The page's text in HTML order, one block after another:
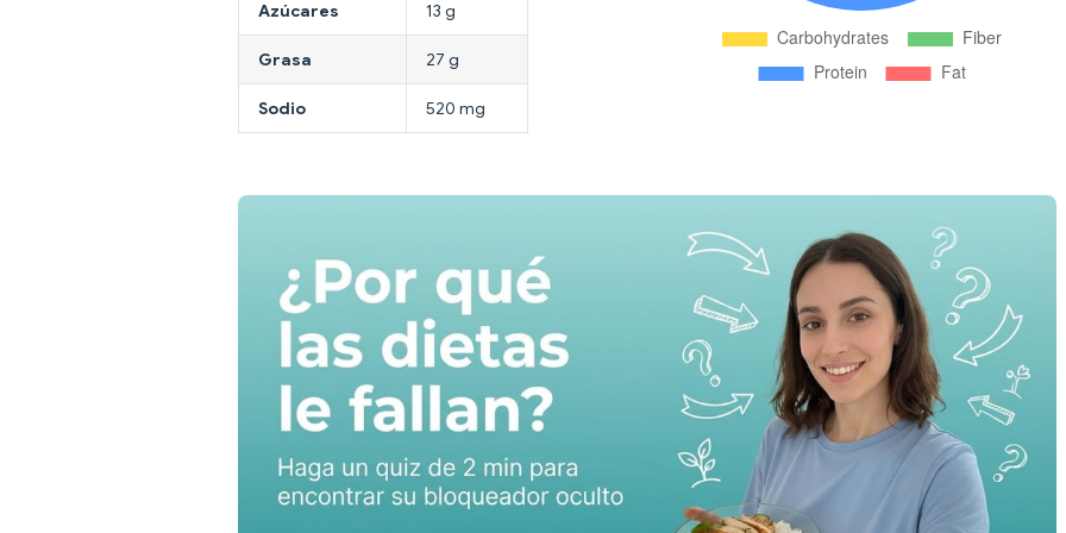
Azúcares 13 g
Grasa 27 g
Sodio 520 mg